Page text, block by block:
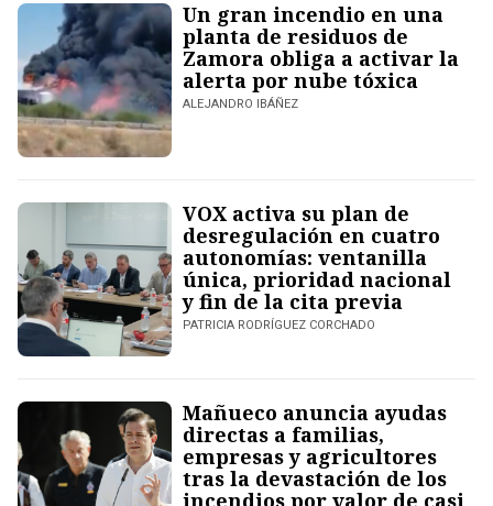
Un gran incendio en una
planta de residuos de
Zamora obliga a activar la
alerta por nube tóxica
ALEJANDRO IBÁÑEZ
VOX activa su plan de
desregulación en cuatro
autonomías: ventanilla
única, prioridad nacional
y fin de la cita previa
PATRICIA RODRÍGUEZ CORCHADO
Mañueco anuncia ayudas
directas a familias,
empresas y agricultores
tras la devastación de los